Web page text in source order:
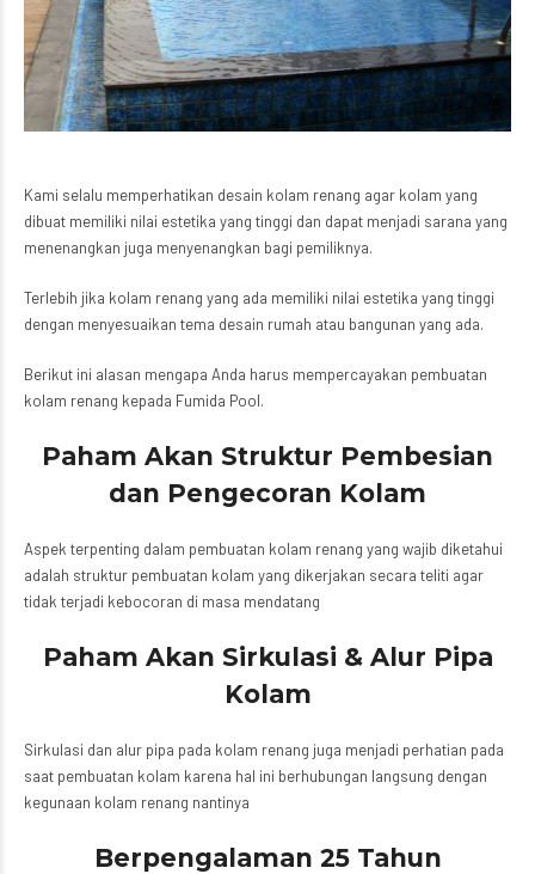
Kami selalu memperhatikan desain kolam renang agar kolam yang
dibuat memiliki nilai estetika yang tinggi dan dapat menjadi sarana yang
menenangkan juga menyenangkan bagi pemiliknya.
Terlebih jika kolam renang yang ada memiliki nilai estetika yang tinggi
dengan menyesuaikan tema desain rumah atau bangunan yang ada.
Berikut ini alasan mengapa Anda harus mempercayakan pembuatan
kolam renang kepada Fumida Pool.
Paham Akan Struktur Pembesian
dan Pengecoran Kolam
Aspek terpenting dalam pembuatan kolam renang yang wajib diketahui
adalah struktur pembuatan kolam yang dikerjakan secara teliti agar
tidak terjadi kebocoran di masa mendatang
Paham Akan Sirkulasi & Alur Pipa
Kolam
Sirkulasi dan alur pipa pada kolam renang juga menjadi perhatian pada
saat pembuatan kolam karena hal ini berhubungan langsung dengan
kegunaan kolam renang nantinya
Berpengalaman 25 Tahun